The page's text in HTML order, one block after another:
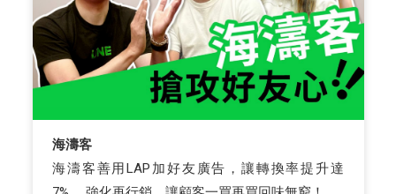
海濤客
海濤客善用LAP加好友廣告，讓轉換率提升達